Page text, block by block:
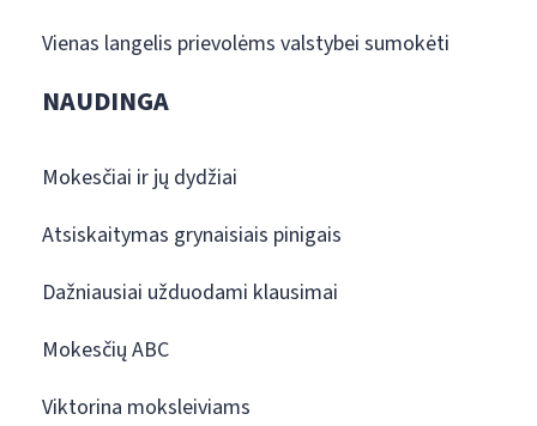
Vienas langelis prievolėms valstybei sumokėti
NAUDINGA
Mokesčiai ir jų dydžiai
Atsiskaitymas grynaisiais pinigais
Dažniausiai užduodami klausimai
Mokesčių ABC
Viktorina moksleiviams